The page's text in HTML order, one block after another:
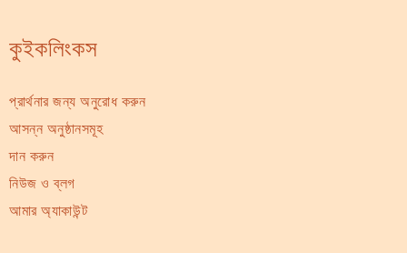
কুইকলিংকস
প্রার্থনার জন্য অনুরোধ করুন
আসন্ন অনুষ্ঠানসমূহ
দান করুন
নিউজ ও ব্লগ
আমার অ্যাকাউন্ট